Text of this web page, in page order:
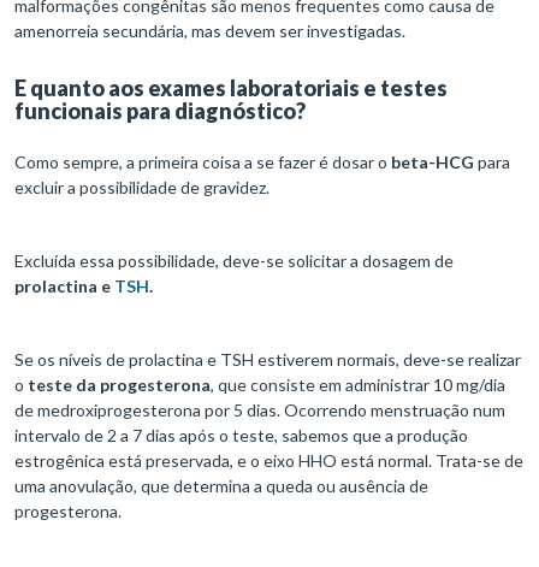
malformações congênitas são menos frequentes como causa de
amenorreia secundária, mas devem ser investigadas.
E quanto aos exames laboratoriais e testes
funcionais para diagnóstico?
Como sempre, a primeira coisa a se fazer é dosar o beta-HCG para
excluir a possibilidade de gravidez.
Excluída essa possibilidade, deve-se solicitar a dosagem de
prolactina e TSH.
Se os níveis de prolactina e TSH estiverem normais, deve-se realizar
o teste da progesterona, que consiste em administrar 10 mg/dia
de medroxiprogesterona por 5 dias. Ocorrendo menstruação num
intervalo de 2 a 7 dias após o teste, sabemos que a produção
estrogênica está preservada, e o eixo HHO está normal. Trata-se de
uma anovulação, que determina a queda ou ausência de
progesterona.